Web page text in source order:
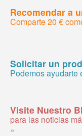
Recomendar a
Comparte 20 €
Solicitar un
Podemos ayudarte
Visite Nuestro
para las noticias
»